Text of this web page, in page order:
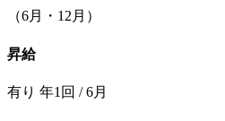
（6月・12月）
昇給
有り 年1回 / 6月